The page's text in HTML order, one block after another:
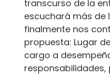
transcurso de la
escuchará más de
finalmente nos
propuesta: Lugar
cargo a